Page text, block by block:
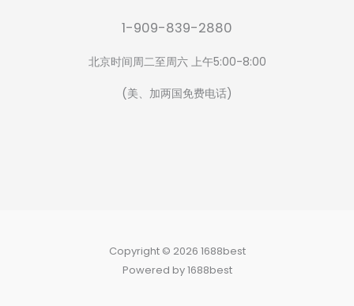
1-909-839-2880
北京时间周二至周六 上午5:00-8:00
(美、加两国免费电话)
Copyright © 2026 1688best
Powered by 1688best